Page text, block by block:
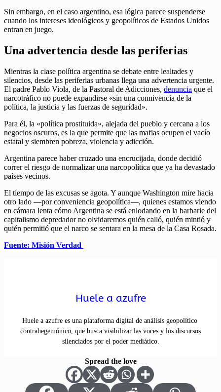
Sin embargo, en el caso argentino, esa lógica parece suspenderse
cuando los intereses ideológicos y geopolíticos de Estados Unidos
entran en juego.
Una advertencia desde las periferias
Mientras la clase política argentina se debate entre lealtades y
silencios, desde las periferias urbanas llega una advertencia urgente.
El padre Pablo Viola, de la Pastoral de Adicciones, denuncia que el
narcotráfico no puede expandirse «sin una connivencia de la
política, la justicia y las fuerzas de seguridad».
Para él, la «política prostituida», alejada del pueblo y cercana a los
negocios oscuros, es la que permite que las mafias ocupen el vacío
estatal y siembren pobreza, violencia y adicción.
Argentina parece haber cruzado una encrucijada, donde decidió
correr el riesgo de normalizar una narcopolítica que ya ha devastado
países vecinos.
El tiempo de las excusas se agota. Y aunque Washington mire hacia
otro lado —por conveniencia geopolítica—, quienes estamos viendo
en cámara lenta cómo Argentina se está enlodando en la barbarie del
capitalismo depredador no olvidaremos quién calló, quién mintió y
quién permitió que el narco se sentara en la mesa de la Casa Rosada.
Fuente: Misión Verdad
Huele a azufre
Huele a azufre es una plataforma digital de análisis geopolítico
contrahegemónico, que busca visibilizar las voces y los discursos
silenciados por el poder mediático.
Spread the love